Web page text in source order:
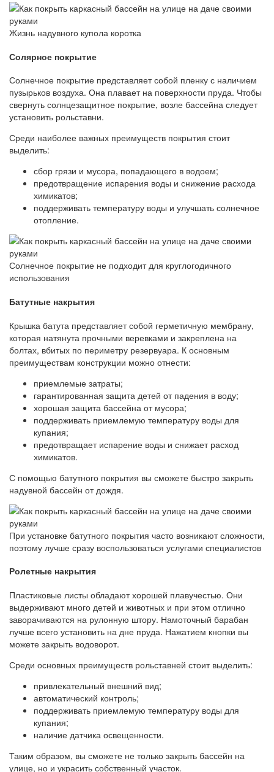
Жизнь надувного купола коротка
Солярное покрытие
Солнечное покрытие представляет собой пленку с наличием
пузырьков воздуха. Она плавает на поверхности пруда. Чтобы
свернуть солнцезащитное покрытие, возле бассейна следует
установить рольставни.
Среди наиболее важных преимуществ покрытия стоит
выделить:
сбор грязи и мусора, попадающего в водоем;
предотвращение испарения воды и снижение расхода
химикатов;
поддерживать температуру воды и улучшать солнечное
отопление.
Солнечное покрытие не подходит для круглогодичного
использования
Батутные накрытия
Крышка батута представляет собой герметичную мембрану,
которая натянута прочными веревками и закреплена на
болтах, вбитых по периметру резервуара. К основным
преимуществам конструкции можно отнести:
приемлемые затраты;
гарантированная защита детей от падения в воду;
хорошая защита бассейна от мусора;
поддерживать приемлемую температуру воды для
купания;
предотвращает испарение воды и снижает расход
химикатов.
С помощью батутного покрытия вы сможете быстро закрыть
надувной бассейн от дождя.
При установке батутного покрытия часто возникают сложности,
поэтому лучше сразу воспользоваться услугами специалистов
Ролетные накрытия
Пластиковые листы обладают хорошей плавучестью. Они
выдерживают много детей и животных и при этом отлично
заворачиваются на рулонную штору. Намоточный барабан
лучше всего установить на дне пруда. Нажатием кнопки вы
можете закрыть водоворот.
Среди основных преимуществ рольставней стоит выделить:
привлекательный внешний вид;
автоматический контроль;
поддерживать приемлемую температуру воды для
купания;
наличие датчика освещенности.
Таким образом, вы сможете не только закрыть бассейн на
улице, но и украсить собственный участок.